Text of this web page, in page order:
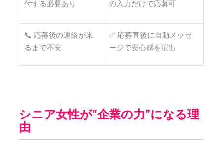
付する必要あり の入力だけで応募可
📞 応募後の連絡が来
るまで不安
✅ 応募直後に自動メッセ
ージで安心感を演出
シニア女性が“企業の力”になる理
由